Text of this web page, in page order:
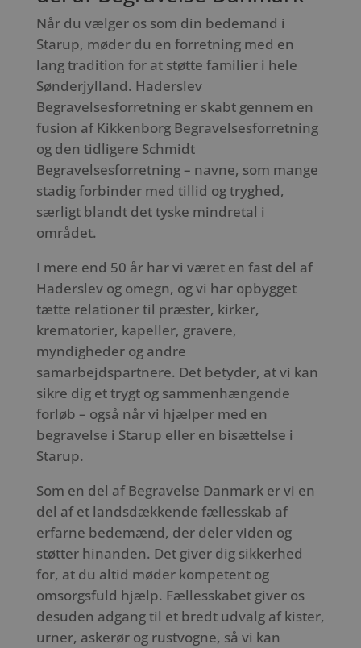
Når du vælger os som din bedemand i
Starup, møder du en forretning med en
lang tradition for at støtte familier i hele
Sønderjylland. Haderslev
Begravelsesforretning er skabt gennem en
fusion af Kikkenborg Begravelsesforretning
og den tidligere Schmidt
Begravelsesforretning – navne, som mange
stadig forbinder med tillid og tryghed,
særligt blandt det tyske mindretal i
området.
I mere end 50 år har vi været en fast del af
Haderslev og omegn, og vi har opbygget
tætte relationer til præster, kirker,
krematorier, kapeller, gravere,
myndigheder og andre
samarbejdspartnere. Det betyder, at vi kan
sikre dig et trygt og sammenhængende
forløb – også når vi hjælper med en
begravelse i Starup eller en bisættelse i
Starup.
Som en del af Begravelse Danmark er vi en
del af et landsdækkende fællesskab af
erfarne bedemænd, der deler viden og
støtter hinanden. Det giver dig sikkerhed
for, at du altid møder kompetent og
omsorgsfuld hjælp. Fællesskabet giver os
desuden adgang til et bredt udvalg af kister,
urner, askerør og rustvogne, så vi kan